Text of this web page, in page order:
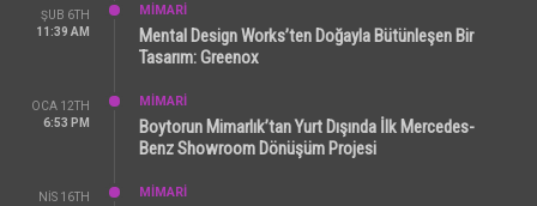
ŞUB 6TH
11:39 AM
MİMARİ
Mental Design Works’ten Doğayla Bütünleşen Bir
Tasarım: Greenox
OCA 12TH
6:53 PM
MİMARİ
Boytorun Mimarlık’tan Yurt Dışında İlk Mercedes-
Benz Showroom Dönüşüm Projesi
NIS 16TH
MİMARİ